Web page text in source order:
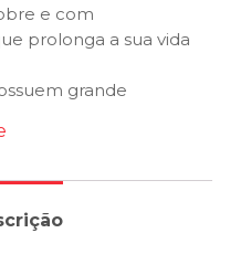
e com
prolonga a sua vida
grande